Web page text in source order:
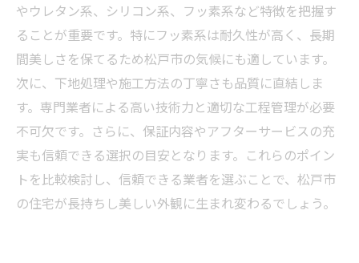
やウレタン系、シリコン系、フッ素系など特徴を把握す
ることが重要です。特にフッ素系は耐久性が高く、長期
間美しさを保てるため松戸市の気候にも適しています。
次に、下地処理や施工方法の丁寧さも品質に直結しま
す。専門業者による高い技術力と適切な工程管理が必要
不可欠です。さらに、保証内容やアフターサービスの充
実も信頼できる選択の目安となります。これらのポイン
トを比較検討し、信頼できる業者を選ぶことで、松戸市
の住宅が長持ちし美しい外観に生まれ変わるでしょう。